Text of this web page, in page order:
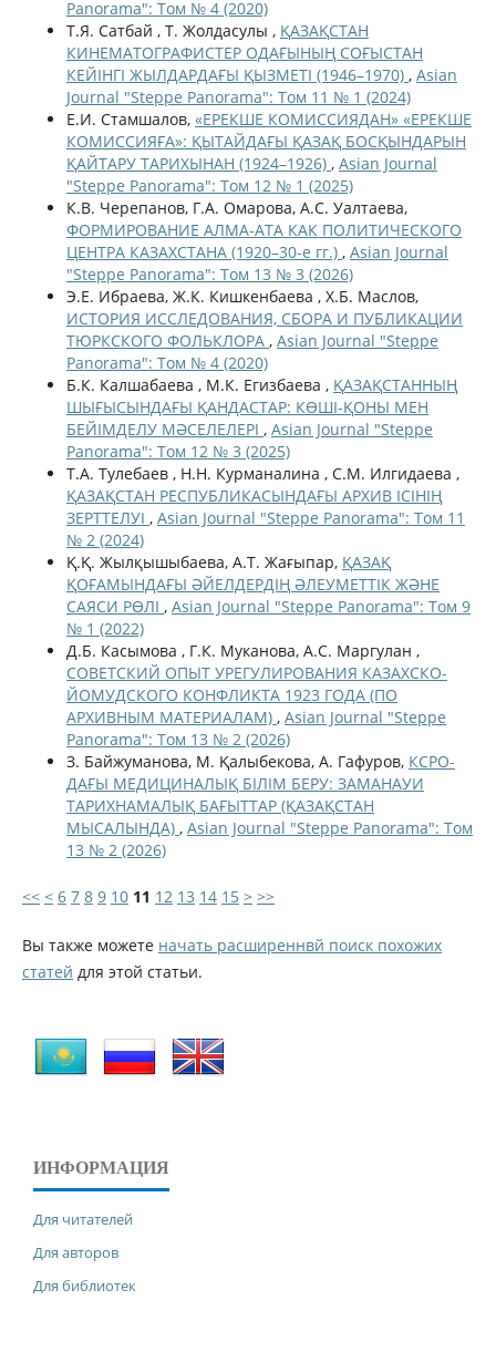
Panorama": Том № 4 (2020)
Т.Я. Сатбай , Т. Жолдасулы , ҚАЗАҚСТАН
КИНЕМАТОГРАФИСТЕР ОДАҒЫНЫҢ СОҒЫСТАН
КЕЙІНГІ ЖЫЛДАРДАҒЫ ҚЫЗМЕТІ (1946–1970) , Asian
Journal "Steppe Panorama": Том 11 № 1 (2024)
Е.И. Стамшалов, «ЕРЕКШЕ КОМИССИЯДАН» «ЕРЕКШЕ
КОМИССИЯҒА»: ҚЫТАЙДАҒЫ ҚАЗАҚ БОСҚЫНДАРЫН
ҚАЙТАРУ ТАРИХЫНАН (1924–1926) , Asian Journal
"Steppe Panorama": Том 12 № 1 (2025)
К.В. Черепанов, Г.А. Омарова, А.С. Уалтаева,
ФОРМИРОВАНИЕ АЛМА-АТА КАК ПОЛИТИЧЕСКОГО
ЦЕНТРА КАЗАХСТАНА (1920–30-е гг.) , Asian Journal
"Steppe Panorama": Том 13 № 3 (2026)
Э.Е. Ибраева, Ж.К. Кишкенбаева , Х.Б. Маслов,
ИСТОРИЯ ИССЛЕДОВАНИЯ, СБОРА И ПУБЛИКАЦИИ
ТЮРКСКОГО ФОЛЬКЛОРА , Asian Journal "Steppe
Panorama": Том № 4 (2020)
Б.К. Калшабаева , М.К. Егизбаева , ҚАЗАҚСТАННЫҢ
ШЫҒЫСЫНДАҒЫ ҚАНДАСТАР: КӨШІ-ҚОНЫ МЕН
БЕЙІМДЕЛУ МӘСЕЛЕЛЕРІ , Asian Journal "Steppe
Panorama": Том 12 № 3 (2025)
Т.А. Тулебаев , Н.Н. Курманалина , С.М. Илгидаева ,
ҚАЗАҚСТАН РЕСПУБЛИКАСЫНДАҒЫ АРХИВ ІСІНІҢ
ЗЕРТТЕЛУІ , Asian Journal "Steppe Panorama": Том 11
№ 2 (2024)
Қ.Қ. Жылқышыбаева, А.Т. Жағыпар, ҚАЗАҚ
ҚОҒАМЫНДАҒЫ ӘЙЕЛДЕРДІҢ ӘЛЕУМЕТТІК ЖӘНЕ
САЯСИ РӨЛІ , Asian Journal "Steppe Panorama": Том 9
№ 1 (2022)
Д.Б. Касымова , Г.К. Муканова, А.С. Маргулан ,
СОВЕТСКИЙ ОПЫТ УРЕГУЛИРОВАНИЯ КАЗАХСКО-
ЙОМУДСКОГО КОНФЛИКТА 1923 ГОДА (ПО
АРХИВНЫМ МАТЕРИАЛАМ) , Asian Journal "Steppe
Panorama": Том 13 № 2 (2026)
З. Байжуманова, М. Қалыбекова, A. Гафуров, КСРО-
ДАҒЫ МЕДИЦИНАЛЫҚ БІЛІМ БЕРУ: ЗАМАНАУИ
ТАРИХНАМАЛЫҚ БАҒЫТТАР (ҚАЗАҚСТАН
МЫСАЛЫНДА) , Asian Journal "Steppe Panorama": Том
13 № 2 (2026)
<< < 6 7 8 9 10 11 12 13 14 15 > >>
Вы также можете начать расширеннвй поиск похожих
статей для этой статьи.
ИНФОРМАЦИЯ
Для читателей
Для авторов
Для библиотек